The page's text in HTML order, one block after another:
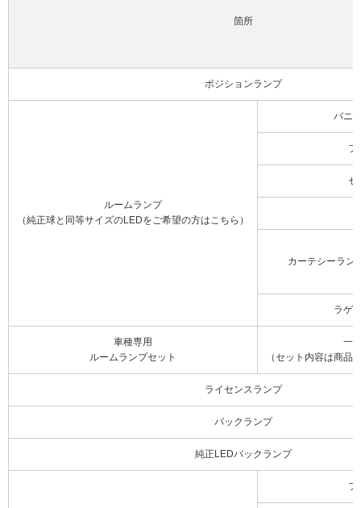
箇所
ポジションランプ
ルームランプ
（純正球と同等サイズのLEDをご希望の方はこちら）
バニ
フ
セ
カーテシーラン
ラゲ
車種専用
ルームランプセット
一
（セット内容は商品
ライセンスランプ
バックランプ
純正LEDバックランプ
フ